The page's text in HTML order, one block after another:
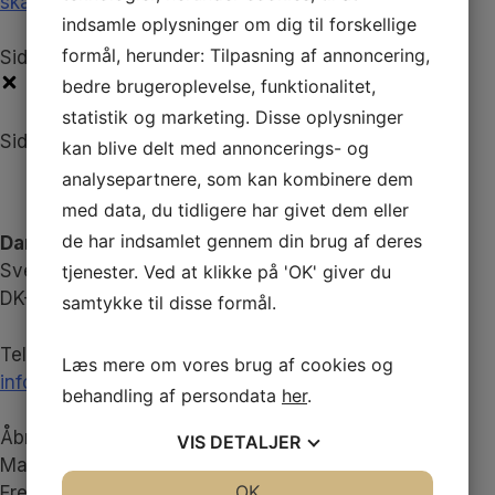
Sidebar
Sidebar
Danske Fodterapeuter
Svend Aukens Plads 11, 2. sal
DK-2300 København S
Telefon
info@fodterapeut.dk
Åbningstider
Man-tors 9.30 - 15.00
indsamle oplysninger om dig til forskellige
formål, herunder: Tilpasning af annoncering,
bedre brugeroplevelse, funktionalitet,
statistik og marketing. Disse oplysninger
kan blive delt med annoncerings- og
analysepartnere, som kan kombinere dem
med data, du tidligere har givet dem eller
de har indsamlet gennem din brug af deres
tjenester. Ved at klikke på 'OK' giver du
samtykke til disse formål.
Læs mere om vores brug af cookies og
behandling af persondata her.
VIS DETALJER